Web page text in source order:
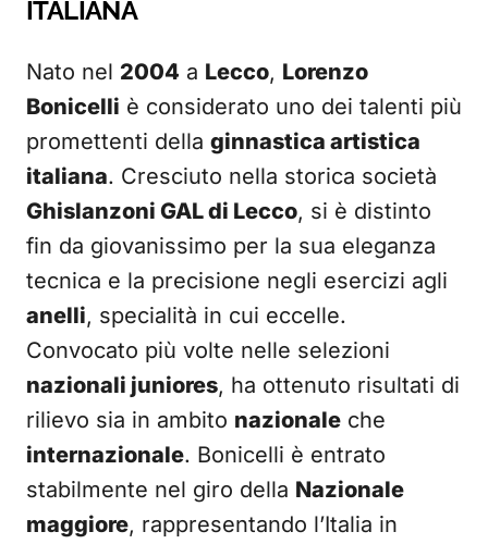
ITALIANA
Nato nel 2004 a Lecco, Lorenzo
Bonicelli è considerato uno dei talenti più
promettenti della ginnastica artistica
italiana. Cresciuto nella storica società
Ghislanzoni GAL di Lecco, si è distinto
fin da giovanissimo per la sua eleganza
tecnica e la precisione negli esercizi agli
anelli, specialità in cui eccelle.
Convocato più volte nelle selezioni
nazionali juniores, ha ottenuto risultati di
rilievo sia in ambito nazionale che
internazionale. Bonicelli è entrato
stabilmente nel giro della Nazionale
maggiore, rappresentando l’Italia in